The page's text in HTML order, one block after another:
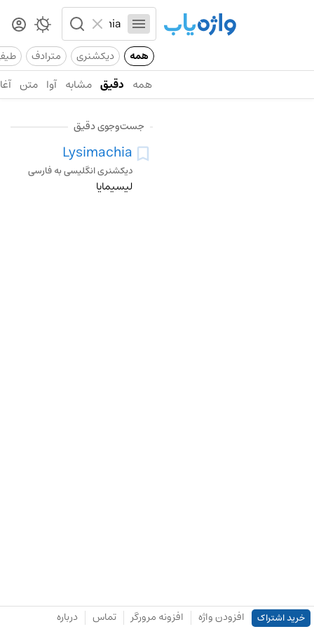
همه دیکشنری مترادف
همه دقیق مشابه آوا متن
جست‌وجوی دقیق
Lysimachia
دیکشنری انگلیسی به فارسی
لیسیمایا
خرید اشتراک افزودن واژه افزونه مرورگر تماس درباره